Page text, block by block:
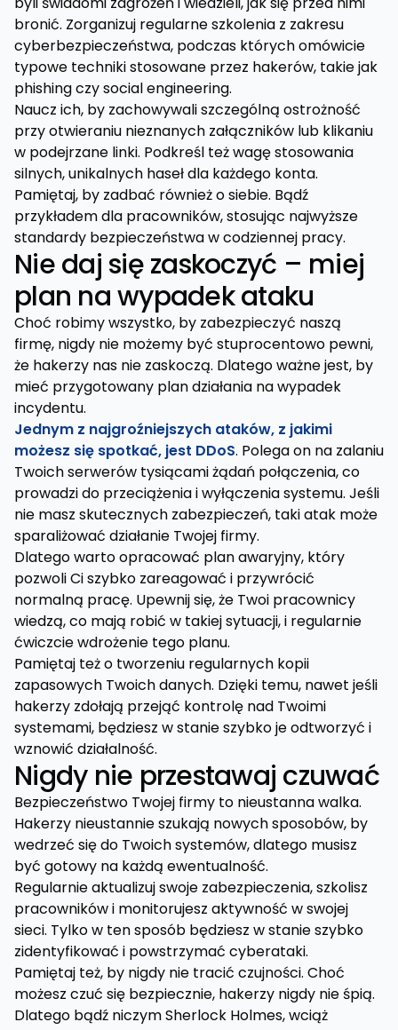
bronić. Zorganizuj regularne szkolenia z zakresu
cyberbezpieczeństwa, podczas których omówicie
typowe techniki stosowane przez hakerów, takie jak
phishing czy social engineering.
Naucz ich, by zachowywali szczególną ostrożność
przy otwieraniu nieznanych załączników lub klikaniu
w podejrzane linki. Podkreśl też wagę stosowania
silnych, unikalnych haseł dla każdego konta.
Pamiętaj, by zadbać również o siebie. Bądź
przykładem dla pracowników, stosując najwyższe
standardy bezpieczeństwa w codziennej pracy.
Nie daj się zaskoczyć – miej
plan na wypadek ataku
Choć robimy wszystko, by zabezpieczyć naszą
firmę, nigdy nie możemy być stuprocentowo pewni,
że hakerzy nas nie zaskoczą. Dlatego ważne jest, by
mieć przygotowany plan działania na wypadek
incydentu.
Jednym z najgroźniejszych ataków, z jakimi
możesz się spotkać, jest DDoS. Polega on na zalaniu
Twoich serwerów tysiącami żądań połączenia, co
prowadzi do przeciążenia i wyłączenia systemu. Jeśli
nie masz skutecznych zabezpieczeń, taki atak może
sparaliżować działanie Twojej firmy.
Dlatego warto opracować plan awaryjny, który
pozwoli Ci szybko zareagować i przywrócić
normalną pracę. Upewnij się, że Twoi pracownicy
wiedzą, co mają robić w takiej sytuacji, i regularnie
ćwiczcie wdrożenie tego planu.
Pamiętaj też o tworzeniu regularnych kopii
zapasowych Twoich danych. Dzięki temu, nawet jeśli
hakerzy zdołają przejąć kontrolę nad Twoimi
systemami, będziesz w stanie szybko je odtworzyć i
wznowić działalność.
Nigdy nie przestawaj czuwać
Bezpieczeństwo Twojej firmy to nieustanna walka.
Hakerzy nieustannie szukają nowych sposobów, by
wedrzeć się do Twoich systemów, dlatego musisz
być gotowy na każdą ewentualność.
Regularnie aktualizuj swoje zabezpieczenia, szkolisz
pracowników i monitorujesz aktywność w swojej
sieci. Tylko w ten sposób będziesz w stanie szybko
zidentyfikować i powstrzymać cyberataki.
Pamiętaj też, by nigdy nie tracić czujności. Choć
możesz czuć się bezpiecznie, hakerzy nigdy nie śpią.
Dlatego bądź niczym Sherlock Holmes, wciąż